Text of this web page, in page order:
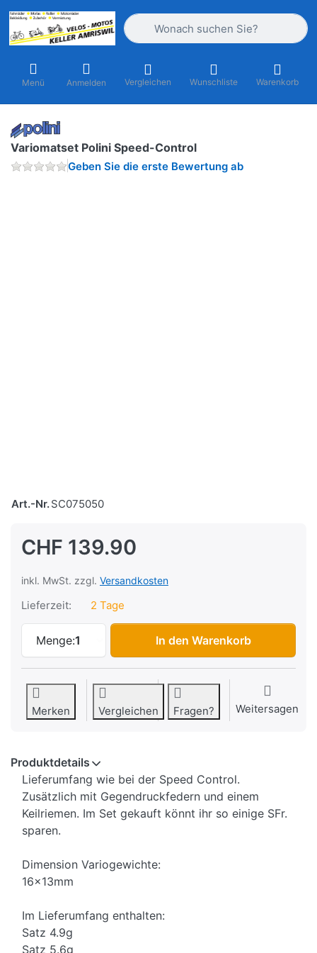
Geben Sie einen Suchbegriff ein.
Menü Anmelden Vergleichen Wunschliste Warenkorb
Variomatset Polini Speed-Control
Geben Sie die erste Bewertung ab
Art.-Nr.SC075050
CHF 139.90
inkl. MwSt. zzgl. Versandkosten
Lieferzeit: 2 Tage
Menge:1
Variomatset Polini Speed-Control zu
In den Warenkorb
Merken Vergleichen Fragen? Weitersagen
Produktdetails
Lieferumfang wie bei der Speed Control.
Zusätzlich mit Gegendruckfedern und einem
Keilriemen. Im Set gekauft könnt ihr so einige SFr.
sparen.
Dimension Variogewichte:
16x13mm
Im Lieferumfang enthalten:
Satz 4.9g
Satz 5.6g